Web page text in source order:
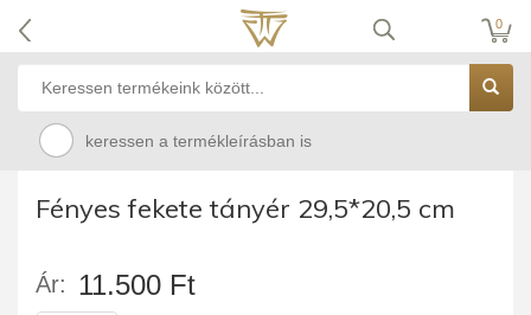
0
keressen a termékleírásban is
Fényes fekete tányér 29,5*20,5 cm
Ár: 11.500 Ft